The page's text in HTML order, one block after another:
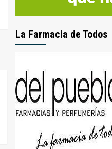
La Farmacia de Todos